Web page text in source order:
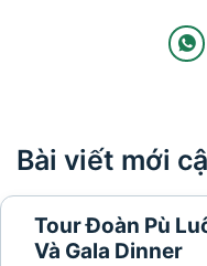
Bài viết mới
Tour Đoàn Pù
Và Gala Dinner